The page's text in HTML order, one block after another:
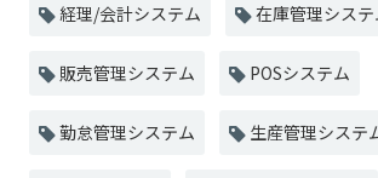
経理/会計システム 在庫管理システ
販売管理システム POSシステム
勤怠管理システム 生産管理システ